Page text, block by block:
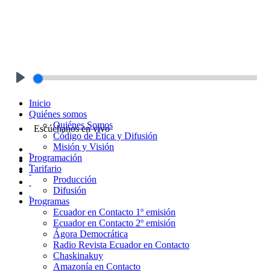
Escúchanos en vivo
Inicio
Quiénes somos
Quiénes Somos
Código de Ética y Difusión
Misión y Visión
Programación
Tarifario
Producción
Difusión
Programas
Ecuador en Contacto 1º emisión
Ecuador en Contacto 2º emisión
Ágora Democrática
Radio Revista Ecuador en Contacto
Chaskinakuy
Amazonía en Contacto